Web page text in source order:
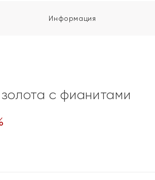
Информация
с фианитами